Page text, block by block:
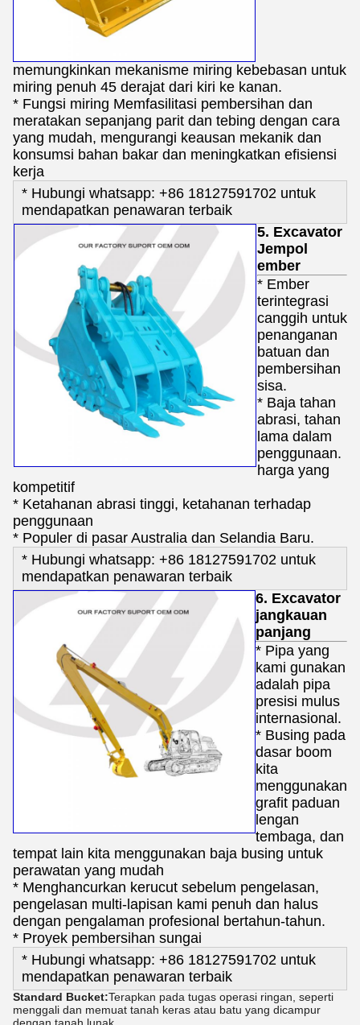
memungkinkan mekanisme miring kebebasan untuk
miring penuh 45 derajat dari kiri ke kanan.
* Fungsi miring Memfasilitasi pembersihan dan
meratakan sepanjang parit dan tebing dengan cara
yang mudah, mengurangi keausan mekanik dan
konsumsi bahan bakar dan meningkatkan efisiensi
kerja
* Hubungi whatsapp: +86 18127591702 untuk
mendapatkan penawaran terbaik
5. Excavator
Jempol
ember
* Ember
terintegrasi
canggih untuk
penanganan
batuan dan
pembersihan
sisa.
* Baja tahan
abrasi, tahan
lama dalam
penggunaan.
harga yang
kompetitif
* Ketahanan abrasi tinggi, ketahanan terhadap
penggunaan
* Populer di pasar Australia dan Selandia Baru.
* Hubungi whatsapp: +86 18127591702 untuk
mendapatkan penawaran terbaik
6. Excavator
jangkauan
panjang
* Pipa yang
kami gunakan
adalah pipa
presisi mulus
internasional.
* Busing pada
dasar boom
kita
menggunakan
grafit paduan
lengan
tembaga, dan
tempat lain kita menggunakan baja busing untuk
perawatan yang mudah
* Menghancurkan kerucut sebelum pengelasan,
pengelasan multi-lapisan kami penuh dan halus
dengan pengalaman profesional bertahun-tahun.
* Proyek pembersihan sungai
* Hubungi whatsapp: +86 18127591702 untuk
mendapatkan penawaran terbaik
Standard Bucket:Terapkan pada tugas operasi ringan, seperti
menggali dan memuat tanah keras atau batu yang dicampur